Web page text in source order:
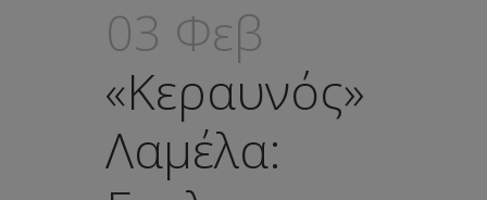
03 Φεβ
«Κεραυνός»
Λαμέλα: